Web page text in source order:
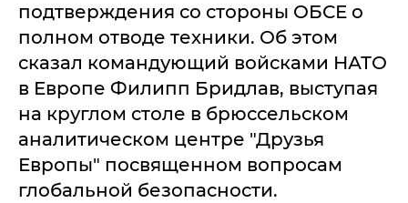
подтверждения со стороны ОБСЕ о
полном отводе техники. Об этом
сказал командующий войсками НАТО
в Европе Филипп Бридлав, выступая
на круглом столе в брюссельском
аналитическом центре "Друзья
Европы" посвященном вопросам
глобальной безопасности.